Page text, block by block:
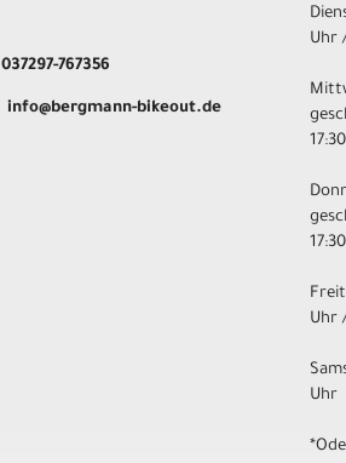
037297-767356
info@bergmann-bikeout.de
Uhr
Uhr
Uhr